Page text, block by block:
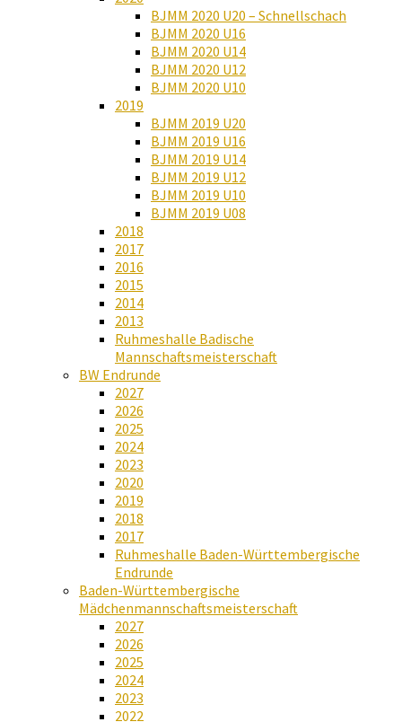
BJMM 2020 U20 – Schnellschach
BJMM 2020 U16
BJMM 2020 U14
BJMM 2020 U12
BJMM 2020 U10
2019
BJMM 2019 U20
BJMM 2019 U16
BJMM 2019 U14
BJMM 2019 U12
BJMM 2019 U10
BJMM 2019 U08
2018
2017
2016
2015
2014
2013
Ruhmeshalle Badische
Mannschaftsmeisterschaft
BW Endrunde
2027
2026
2025
2024
2023
2020
2019
2018
2017
Ruhmeshalle Baden-Württembergische
Endrunde
Baden-Württembergische
Mädchenmannschaftsmeisterschaft
2027
2026
2025
2024
2023
2022